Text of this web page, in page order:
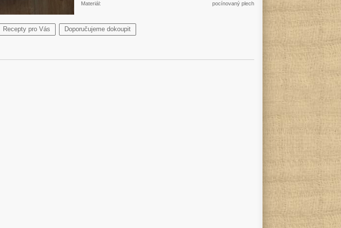
Materiál:
pocínovaný plech
Recepty pro Vás Doporučujeme dokoupit